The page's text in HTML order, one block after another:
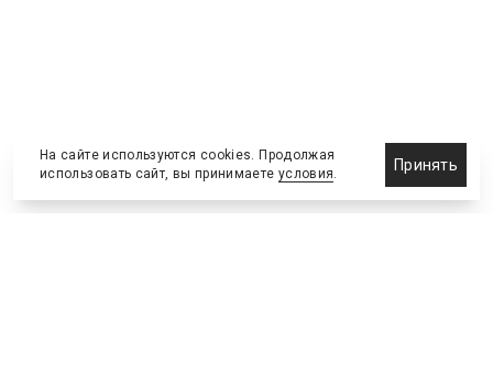
На сайте используются cookies. Продолжая
использовать сайт, вы принимаете условия.
Принять